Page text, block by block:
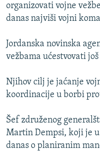
INFOGRAFIKE
KINA NA BALKANU
ISPRIČAJ MI
SPECIJALI RSE
GENOCID U SREBRENICI
POPLAVE I KLIZIŠTA U BIH
PRATITE NAS
organizovati vojne
danas najviši vojni
Jordanska novinska
vežbama ućestvovati još
Njihov cilj je jaćanje
koordinacije u borbi
Šef združenog
Martin Dempsi, koji je u
danas o planiranim